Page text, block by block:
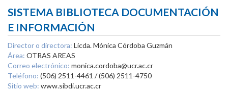
SISTEMA BIBLIOTECA DOCUMENTACIÓN
E INFORMACIÓN
Director o directora: Licda. Mónica Córdoba Guzmán
Área: OTRAS AREAS
Correo electrónico: monica.cordoba@ucr.ac.cr
Teléfono: (506) 2511-4461 / (506) 2511-4750
Sitio web: www.sibdi.ucr.ac.cr